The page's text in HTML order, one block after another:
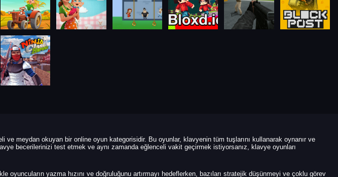
meydan okuyan bir online oyun kategorisidir. Bu oyunlar, klavyenin tüm tuşlarını kullanarak oynanır ve
becerilerinizi test etmek ve aynı zamanda eğlenceli vakit geçirmek istiyorsanız, klavye oyunları
yazma hızını ve doğruluğunu artırmayı hedeflerken, bazıları stratejik düşünmeyi ve çoklu görev